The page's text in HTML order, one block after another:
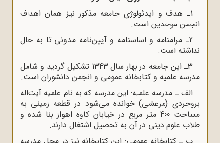
1ـ هدف و ایدئولوژی جامعه مذکور نیز همان اهداف
انجمن موحدین است.
2ـ مرامنامه و اساسنامه و آیین‌نامه مدونی تا به حال
نداشته است.
3ـ این جامعه در بهار سال 1343 تشکیل گردید و شامل
مدرسه علمیه و کتابخانه عمومی و انجمن دانشوران است.
الف ـ مدرسه علمیه: این مدرسه که به نام علمیه آیت‌اله
بروجردی (‌مرعشی) خوانده می‌شود در قطعه زمینی به
مساحت 400 متر مربع در خیابان کاوه اهواز بنا شده و
طلاب علوم دینی در آن به تحصیل اشتغال دارند.